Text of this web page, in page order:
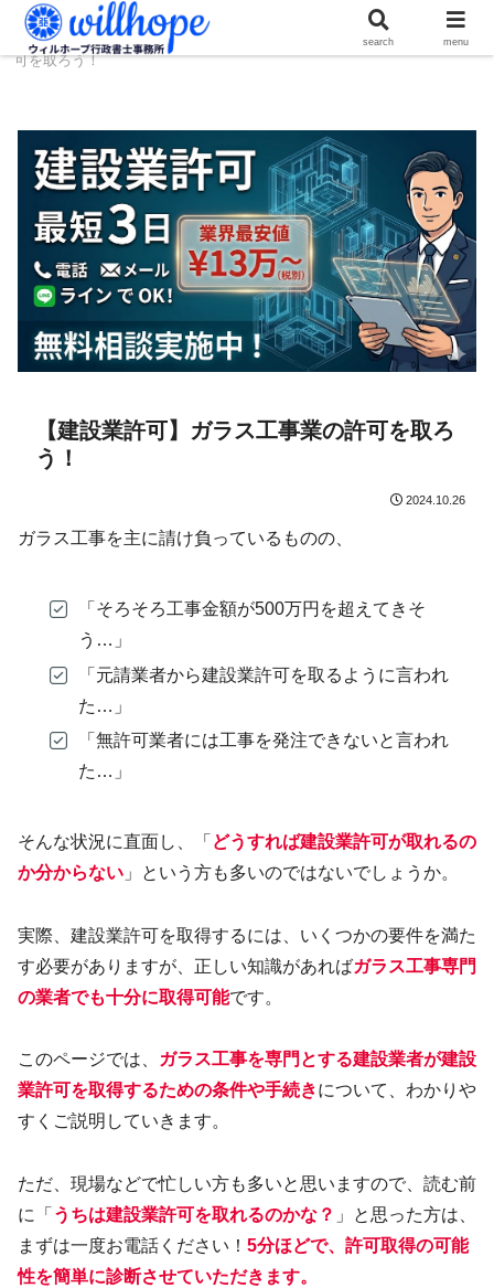
ホーム 建設コラム
【建設業許可】ガラス工事業の許
可を取ろう！
【建設業許可】ガラス工事業の許可を取ろ
う！
2024.10.26
ガラス工事を主に請け負っているものの、
「そろそろ工事金額が500万円を超えてきそ
う…」
「元請業者から建設業許可を取るように言われ
た…」
「無許可業者には工事を発注できないと言われ
た…」
そんな状況に直面し、「 どうすれば建設業許可が取れるの
か分からない 」という方も多いのではないでしょうか。
実際、建設業許可を取得するには、いくつかの要件を満た
す必要がありますが、正しい知識があればガラス工事専門
の業者でも十分に取得可能です。
このページでは、 ガラス工事を専門とする建設業者が建設
業許可を取得するための条件や手続きについて、わかりや
すくご説明していきます。
ただ、現場などで忙しい方も多いと思いますので、読む前
に「 うちは建設業許可を取れるのかな？ 」と思った方は、
まずは一度お電話ください！ 5分ほどで、許可取得の可能
性を簡単に診断させていただきます。
search menu